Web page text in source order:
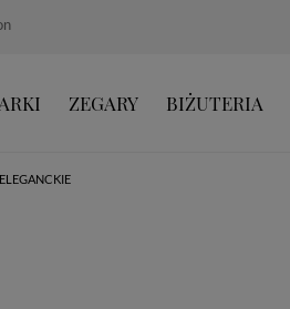
ZEGARY BIŻUTERIA
ELEGANCKIE